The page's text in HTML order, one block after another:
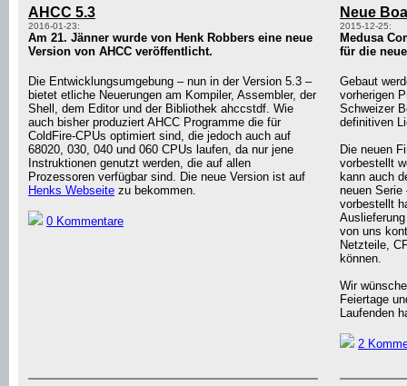
AHCC 5.3
2016-01-23:
Am 21. Jänner wurde von Henk Robbers eine neue
Version von AHCC veröffentlicht.
Die Entwicklungsumgebung – nun in der Version 5.3 –
bietet etliche Neuerungen am Kompiler, Assembler, der
Shell, dem Editor und der Bibliothek ahccstdf. Wie
auch bisher produziert AHCC Programme die für
ColdFire-CPUs optimiert sind, die jedoch auch auf
68020, 030, 040 und 060 CPUs laufen, da nur jene
Instruktionen genutzt werden, die auf allen
Prozessoren verfügbar sind. Die neue Version ist auf
Henks Webseite zu bekommen.
0 Kommentare
Neue
2015-12-25:
Medusa
für die
Gebaut
vorherigen
Schweizer
definitiven
Die neuen
vorbestellt
kann auch
neuen Serie
vorbestellt
von uns
Netzteile,
können.
Wir
Feiertage
Laufenden
2